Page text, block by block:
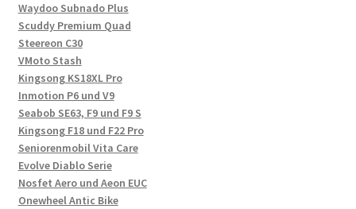
Waydoo Subnado Plus
Scuddy Premium Quad
Steereon C30
VMoto Stash
Kingsong KS18XL Pro
Inmotion P6 und V9
Seabob SE63, F9 und F9 S
Kingsong F18 und F22 Pro
Seniorenmobil Vita Care
Evolve Diablo Serie
Nosfet Aero und Aeon EUC
Onewheel Antic Bike